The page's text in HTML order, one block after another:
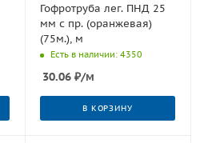
Гофротруба лег. ПНД 25
мм с пр. (оранжевая)
(75м.), м
Есть в наличии: 4350
30.06₽/м
В КОРЗИНУ